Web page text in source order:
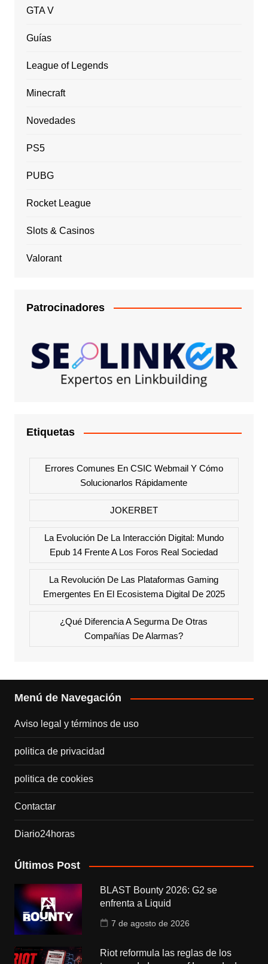
GTA V
Guías
League of Legends
Minecraft
Novedades
PS5
PUBG
Rocket League
Slots & Casinos
Valorant
Patrocinadores
Etiquetas
Errores Comunes En CSIC Webmail Y Cómo
Solucionarlos Rápidamente
JOKERBET
La Evolución De La Interacción Digital: Mundo
Epub 14 Frente A Los Foros Real Sociedad
La Revolución De Las Plataformas Gaming
Emergentes En El Ecosistema Digital De 2025
¿Qué Diferencia A Segurma De Otras
Compañías De Alarmas?
Menú de Navegación
Aviso legal y términos de uso
politica de privacidad
politica de cookies
Contactar
Diario24horas
Últimos Post
BLAST Bounty 2026: G2 se
enfrenta a Liquid
7 de agosto de 2026
Riot reformula las reglas de los